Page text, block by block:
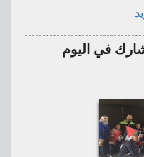
في اليوم